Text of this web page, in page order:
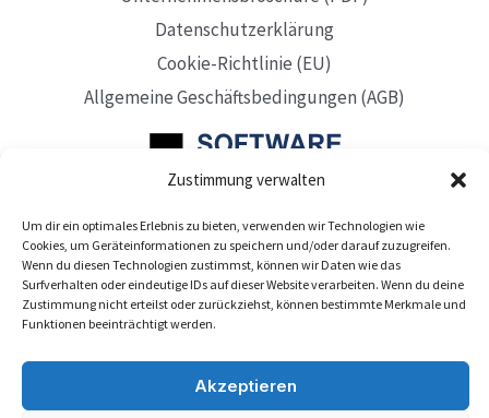
Zustimmung verwalten
Um dir ein optimales Erlebnis zu bieten, verwenden wir Technologien wie
Cookies, um Geräteinformationen zu speichern und/oder darauf zuzugreifen.
Wenn du diesen Technologien zustimmst, können wir Daten wie das
Surfverhalten oder eindeutige IDs auf dieser Website verarbeiten. Wenn du deine
Zustimmung nicht erteilst oder zurückziehst, können bestimmte Merkmale und
Funktionen beeinträchtigt werden.
Akzeptieren
Datenschutzerklärung
Cookie-Richtlinie (EU)
Allgemeine Geschäftsbedingungen (AGB)
Mit Sitz in Düsseldorf